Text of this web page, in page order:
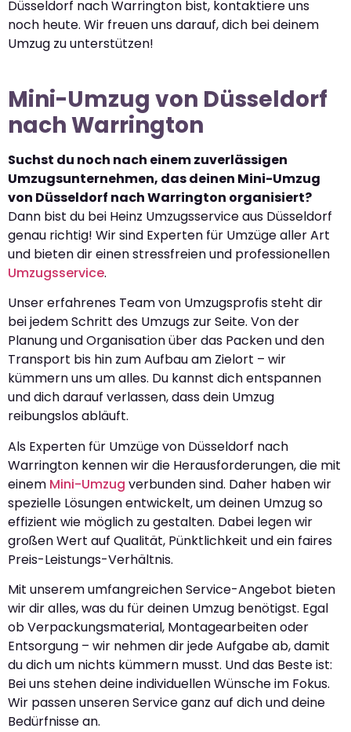
Düsseldorf nach Warrington bist, kontaktiere uns
noch heute. Wir freuen uns darauf, dich bei deinem
Umzug zu unterstützen!
Mini-Umzug von Düsseldorf
nach Warrington
Suchst du noch nach einem zuverlässigen
Umzugsunternehmen, das deinen Mini-Umzug
von Düsseldorf nach Warrington organisiert?
Dann bist du bei Heinz Umzugsservice aus Düsseldorf
genau richtig! Wir sind Experten für Umzüge aller Art
und bieten dir einen stressfreien und professionellen
Umzugsservice.
Unser erfahrenes Team von Umzugsprofis steht dir
bei jedem Schritt des Umzugs zur Seite. Von der
Planung und Organisation über das Packen und den
Transport bis hin zum Aufbau am Zielort – wir
kümmern uns um alles. Du kannst dich entspannen
und dich darauf verlassen, dass dein Umzug
reibungslos abläuft.
Als Experten für Umzüge von Düsseldorf nach
Warrington kennen wir die Herausforderungen, die mit
einem Mini-Umzug verbunden sind. Daher haben wir
spezielle Lösungen entwickelt, um deinen Umzug so
effizient wie möglich zu gestalten. Dabei legen wir
großen Wert auf Qualität, Pünktlichkeit und ein faires
Preis-Leistungs-Verhältnis.
Mit unserem umfangreichen Service-Angebot bieten
wir dir alles, was du für deinen Umzug benötigst. Egal
ob Verpackungsmaterial, Montagearbeiten oder
Entsorgung – wir nehmen dir jede Aufgabe ab, damit
du dich um nichts kümmern musst. Und das Beste ist:
Bei uns stehen deine individuellen Wünsche im Fokus.
Wir passen unseren Service ganz auf dich und deine
Bedürfnisse an.